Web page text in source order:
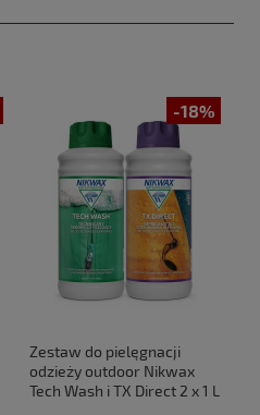
-18%
Zestaw do pielęgnacji
odzieży outdoor Nikwax
Tech Wash i TX Direct 2 x 1 L